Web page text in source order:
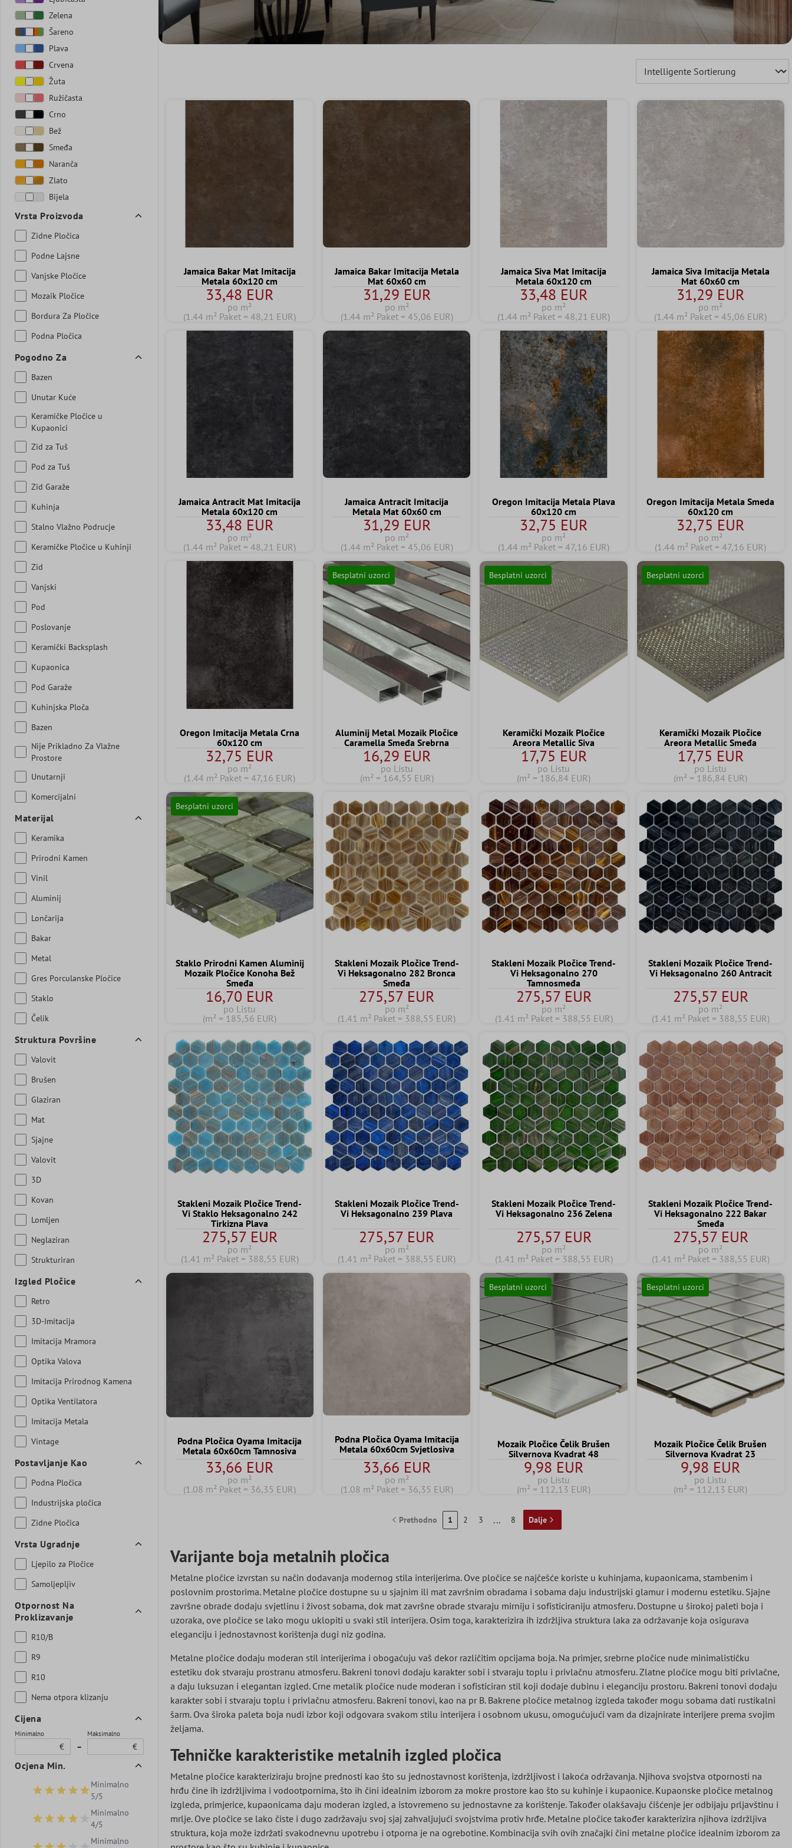
Zelena
Šareno
Plava
Crvena
Žuta
Ružičasta
Crno
Bež
Smeđa
Naranča
Zlato
Bijela
Vrsta Proizvoda
Zidne Pločica
Podne Lajsne
Vanjske Pločice
Mozaik Pločice
Bordura Za Pločice
Podna Pločica
Pogodno Za
Bazen
Unutar Kuće
Keramičke Pločice u
Kupaonici
Zid za Tuš
Pod za Tuš
Zid Garaže
Kuhinja
Stalno Vlažno Podrucje
Keramičke Pločice u Kuhinji
Zid
Vanjski
Pod
Poslovanje
Keramički Backsplash
Kupaonica
Pod Garaže
Kuhinjska Ploča
Bazen
Nije Prikladno Za Vlažne
Prostore
Unutarnji
Komercijalni
Materijal
Keramika
Prirodni Kamen
Vinil
Aluminij
Lončarija
Bakar
Metal
Gres Porculanske Pločice
Staklo
Čelik
Struktura Površine
Valovit
Brušen
Glaziran
Mat
Sjajne
Valovit
3D
Kovan
Lomljen
Neglaziran
Strukturiran
Izgled Pločice
Retro
3D-Imitacija
Imitacija Mramora
Optika Valova
Imitacija Prirodnog Kamena
Optika Ventilatora
Imitacija Metala
Vintage
Postavljanje Kao
Podna Pločica
Industrijska pločica
Zidne Pločica
Vrsta Ugradnje
Ljepilo za Pločice
Samoljepljiv
Otpornost Na
Proklizavanje
R10/B
R9
R10
Nema otpora klizanju
Cijena
Minimalno
€ –
Maksimalno
€
Ocjena Min.
Dodaj filtar: Minimalna ocjena 5 od 5 zvjezdica
Minimalno
5/5
Dodaj filtar: Minimalna ocjena 4 od 5 zvjezdica
Minimalno
4/5
Minimalno
Jamaica Bakar Mat Imitacija
Metala 60x120 cm
33,48 EUR
po m²
(1.44 m² Paket = 48,21 EUR)
Jamaica Bakar Imitacija Metala
Mat 60x60 cm
31,29 EUR
po m²
(1.44 m² Paket = 45,06 EUR)
Jamaica Siva Mat Imitacija
Metala 60x120 cm
33,48 EUR
po m²
(1.44 m² Paket = 48,21 EUR)
Jamaica Siva Imitacija Metala
Mat 60x60 cm
31,29 EUR
po m²
(1.44 m² Paket = 45,06 EUR)
Jamaica Antracit Mat Imitacija
Metala 60x120 cm
33,48 EUR
po m²
(1.44 m² Paket = 48,21 EUR)
Jamaica Antracit Imitacija
Metala Mat 60x60 cm
31,29 EUR
po m²
(1.44 m² Paket = 45,06 EUR)
Oregon Imitacija Metala Plava
60x120 cm
32,75 EUR
po m²
(1.44 m² Paket = 47,16 EUR)
Oregon Imitacija Metala Smeda
60x120 cm
32,75 EUR
po m²
(1.44 m² Paket = 47,16 EUR)
Oregon Imitacija Metala Crna
60x120 cm
32,75 EUR
po m²
(1.44 m² Paket = 47,16 EUR)
Besplatni uzorci
Aluminij Metal Mozaik Pločice
Caramella Smeđa Srebrna
16,29 EUR
po Listu
(m² = 164,55 EUR)
Besplatni uzorci
Keramički Mozaik Pločice
Areora Metallic Siva
17,75 EUR
po Listu
(m² = 186,84 EUR)
Besplatni uzorci
Keramički Mozaik Pločice
Areora Metallic Smeđa
17,75 EUR
po Listu
(m² = 186,84 EUR)
Besplatni uzorci
Staklo Prirodni Kamen Aluminij
Mozaik Pločice Konoha Bež
Smeđa
16,70 EUR
po Listu
(m² = 185,56 EUR)
Stakleni Mozaik Pločice Trend-
Vi Heksagonalno 282 Bronca
Smeđa
275,57 EUR
po m²
(1.41 m² Paket = 388,55 EUR)
Stakleni Mozaik Pločice Trend-
Vi Heksagonalno 270
Tamnosmeđa
275,57 EUR
po m²
(1.41 m² Paket = 388,55 EUR)
Stakleni Mozaik Pločice Trend-
Vi Heksagonalno 260 Antracit
275,57 EUR
po m²
(1.41 m² Paket = 388,55 EUR)
Stakleni Mozaik Pločice Trend-
Vi Staklo Heksagonalno 242
Tirkizna Plava
275,57 EUR
po m²
(1.41 m² Paket = 388,55 EUR)
Stakleni Mozaik Pločice Trend-
Vi Heksagonalno 239 Plava
275,57 EUR
po m²
(1.41 m² Paket = 388,55 EUR)
Stakleni Mozaik Pločice Trend-
Vi Heksagonalno 236 Zelena
275,57 EUR
po m²
(1.41 m² Paket = 388,55 EUR)
Stakleni Mozaik Pločice Trend-
Vi Heksagonalno 222 Bakar
Smeđa
275,57 EUR
po m²
(1.41 m² Paket = 388,55 EUR)
Podna Pločica Oyama Imitacija
Metala 60x60cm Tamnosiva
33,66 EUR
po m²
(1.08 m² Paket = 36,35 EUR)
Podna Pločica Oyama Imitacija
Metala 60x60cm Svjetlosiva
33,66 EUR
po m²
(1.08 m² Paket = 36,35 EUR)
Besplatni uzorci
Mozaik Pločice Čelik Brušen
Silvernova Kvadrat 48
9,98 EUR
po Listu
(m² = 112,13 EUR)
Besplatni uzorci
Mozaik Pločice Čelik Brušen
Silvernova Kvadrat 23
9,98 EUR
po Listu
(m² = 112,13 EUR)
Prethodno 1 2 3 ... 8 Dalje
Varijante boja metalnih pločica
Metalne pločice izvrstan su način dodavanja modernog stila interijerima. Ove pločice se najčešće koriste u kuhinjama, kupaonicama, stambenim i
poslovnim prostorima. Metalne pločice dostupne su u sjajnim ili mat završnim obradama i sobama daju industrijski glamur i modernu estetiku. Sjajne
završne obrade dodaju svjetlinu i živost sobama, dok mat završne obrade stvaraju mirniju i sofisticiraniju atmosferu. Dostupne u širokoj paleti boja i
uzoraka, ove pločice se lako mogu uklopiti u svaki stil interijera. Osim toga, karakterizira ih izdržljiva struktura laka za održavanje koja osigurava
eleganciju i jednostavnost korištenja dugi niz godina.
Metalne pločice dodaju moderan stil interijerima i obogaćuju vaš dekor različitim opcijama boja. Na primjer, srebrne pločice nude minimalističku
estetiku dok stvaraju prostranu atmosferu. Bakreni tonovi dodaju karakter sobi i stvaraju toplu i privlačnu atmosferu. Zlatne pločice mogu biti privlačne,
a daju luksuzan i elegantan izgled. Crne metalik pločice nude moderan i sofisticiran stil koji dodaje dubinu i eleganciju prostoru. Bakreni tonovi dodaju
karakter sobi i stvaraju toplu i privlačnu atmosferu. Bakreni tonovi, kao na pr B. Bakrene pločice metalnog izgleda također mogu sobama dati rustikalni
šarm. Ova široka paleta boja nudi izbor koji odgovara svakom stilu interijera i osobnom ukusu, omogućujući vam da dizajnirate interijere prema svojim
željama.
Tehničke karakteristike metalnih izgled pločica
Metalne pločice karakteriziraju brojne prednosti kao što su jednostavnost korištenja, izdržljivost i lakoća održavanja. Njihova svojstva otpornosti na
hrđu čine ih izdržljivima i vodootpornima, što ih čini idealnim izborom za mokre prostore kao što su kuhinje i kupaonice. Kupaonske pločice metalnog
izgleda, primjerice, kupaonicama daju moderan izgled, a istovremeno su jednostavne za korištenje. Također olakšavaju čišćenje jer odbijaju prljavštinu i
mrlje. Ove pločice se lako čiste i dugo zadržavaju svoj sjaj zahvaljujući svojstvima protiv hrđe. Metalne pločice također karakterizira njihova izdržljiva
struktura, koja može izdržati svakodnevnu upotrebu i otporna je na ogrebotine. Kombinacija svih ovih značajki čini metalne pločice idealnim izborom za